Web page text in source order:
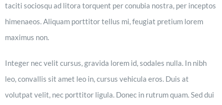
taciti sociosqu ad litora torquent per conubia nostra, per inceptos
himenaeos. Aliquam porttitor tellus mi, feugiat pretium lorem
maximus non.
Integer nec velit cursus, gravida lorem id, sodales nulla. In nibh
leo, convallis sit amet leo in, cursus vehicula eros. Duis at
volutpat velit, nec porttitor ligula. Donec in rutrum quam. Sed dui